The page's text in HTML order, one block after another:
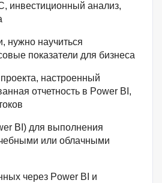
инвестиционный анализ,
нужно научиться
показатели для бизнеса
настроенный
отчетность в Power BI,
BI) для выполнения
или облачными
через Power BI и